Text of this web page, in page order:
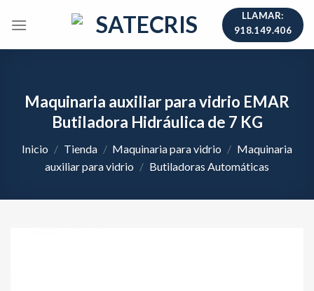
LLAMAR:
918.149.406
Maquinaria auxiliar para vidrio EMAR
Butiladora Hidráulica de 7 KG
Inicio / Tienda / Maquinaria para vidrio / Maquinaria
auxiliar para vidrio / Butiladoras Automáticas